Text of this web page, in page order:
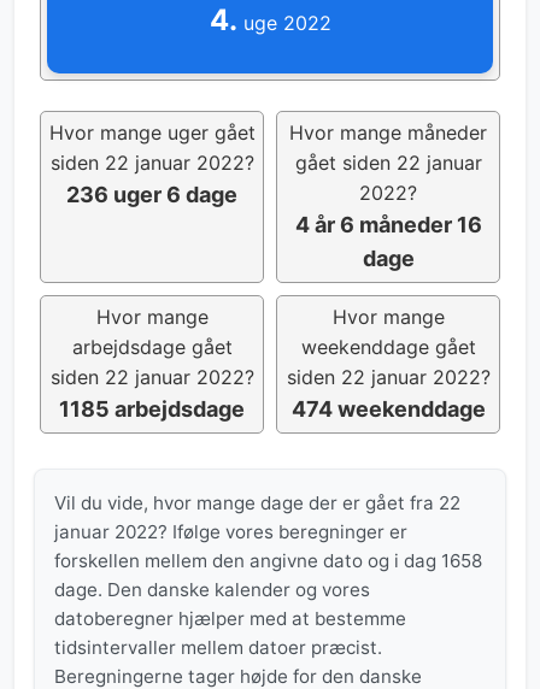
4. uge 2022
Hvor mange uger gået
siden 22 januar 2022?
236 uger 6 dage
Hvor mange måneder
gået siden 22 januar
2022?
4 år 6 måneder 16
dage
Hvor mange
arbejdsdage gået
siden 22 januar 2022?
1185 arbejdsdage
Hvor mange
weekenddage gået
siden 22 januar 2022?
474 weekenddage
Vil du vide, hvor mange dage der er gået fra 22
januar 2022? Ifølge vores beregninger er
forskellen mellem den angivne dato og i dag 1658
dage. Den danske kalender og vores
datoberegner hjælper med at bestemme
tidsintervaller mellem datoer præcist.
Beregningerne tager højde for den danske